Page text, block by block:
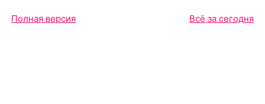
Полная версия Всё за сегодня